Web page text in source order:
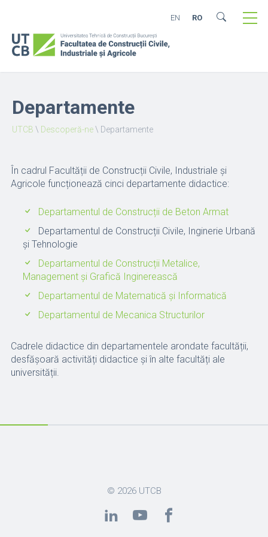
EN RO
Departamente
UTCB \ Descoperă-ne\ Departamente
În cadrul Facultății de Construcții Civile, Industriale și
Agricole funcționează cinci departamente didactice:
Departamentul de Construcții de Beton Armat
Departamentul de Construcții Civile, Inginerie Urbană
și Tehnologie
Departamentul de Construcții Metalice,
Management și Grafică Inginerească
Departamentul de Matematică și Informatică
Departamentul de Mecanica Structurilor
Cadrele didactice din departamentele arondate facultății,
desfășoară activități didactice și în alte facultăți ale
universității.
© 2026 UTCB